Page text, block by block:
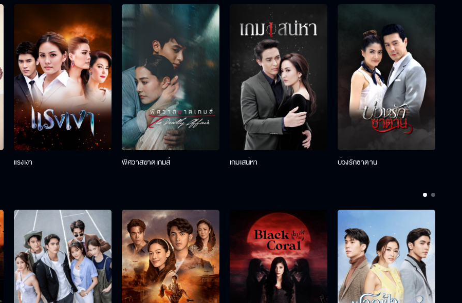
แรงเงา พิศวาสฆาตเกมส์ เกมเสน่หา บ่วงรักซาตาน